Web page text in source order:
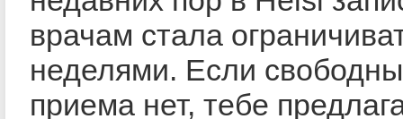
врачам стала
неделями. Если
приема нет, тебе